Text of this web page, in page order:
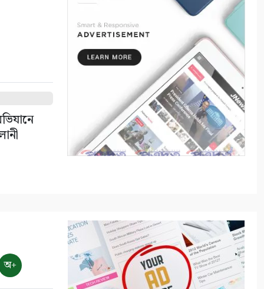
কলারোয়ার জয়নগরে সরকারি গাছ
আত্মসাতের চেষ্টা, এলাকাবাসীর
বাধার মুখে পন্ড
আশাশুনিতে পৃথক অভিযানে ৩
আসামি গ্রেপ্তার
৭
৭ আগস্ট: ন্যাশনাল লাইটহাউস
ডে-সমুদ্রপথের নীরব পথপ্রদর্শক
অ+